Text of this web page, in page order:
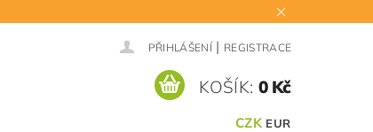
PŘIHLÁŠENÍ | REGISTRACE
CZK EUR
KOŠÍK: 0 Kč